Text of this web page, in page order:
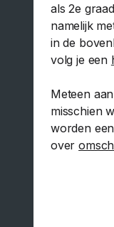
als 2e
namelijk
in de
volg je een
Meteen
misschien
worden
over